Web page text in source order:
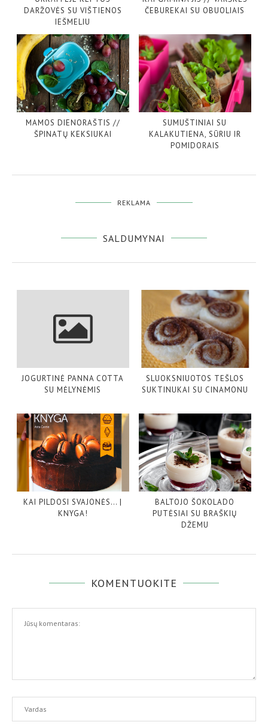
DARŽOVĖS SU VIŠTIENOS
IEŠMELIU
ČEBUREKAI SU OBUOLIAIS
MAMOS DIENORAŠTIS //
ŠPINATŲ KEKSIUKAI
SUMUŠTINIAI SU
KALAKUTIENA, SŪRIU IR
POMIDORAIS
REKLAMA
SALDUMYNAI
JOGURTINĖ PANNA COTTA
SU MĖLYNĖMIS
SLUOKSNIUOTOS TEŠLOS
SUKTINUKAI SU CINAMONU
KAI PILDOSI SVAJONĖS… |
KNYGA!
BALTOJO ŠOKOLADO
PUTĖSIAI SU BRAŠKIŲ
DŽEMU
KOMENTUOKITE